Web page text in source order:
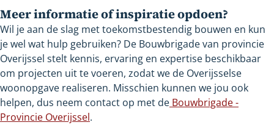
Meer informatie of inspiratie opdoen?
Wil je aan de slag met toekomstbestendig bouwen en kun
je wel wat hulp gebruiken? De Bouwbrigade van provincie
Overijssel stelt kennis, ervaring en expertise beschikbaar
om projecten uit te voeren, zodat we de Overijsselse
woonopgave realiseren. Misschien kunnen we jou ook
helpen, dus neem contact op met de Bouwbrigade -
Provincie Overijssel.